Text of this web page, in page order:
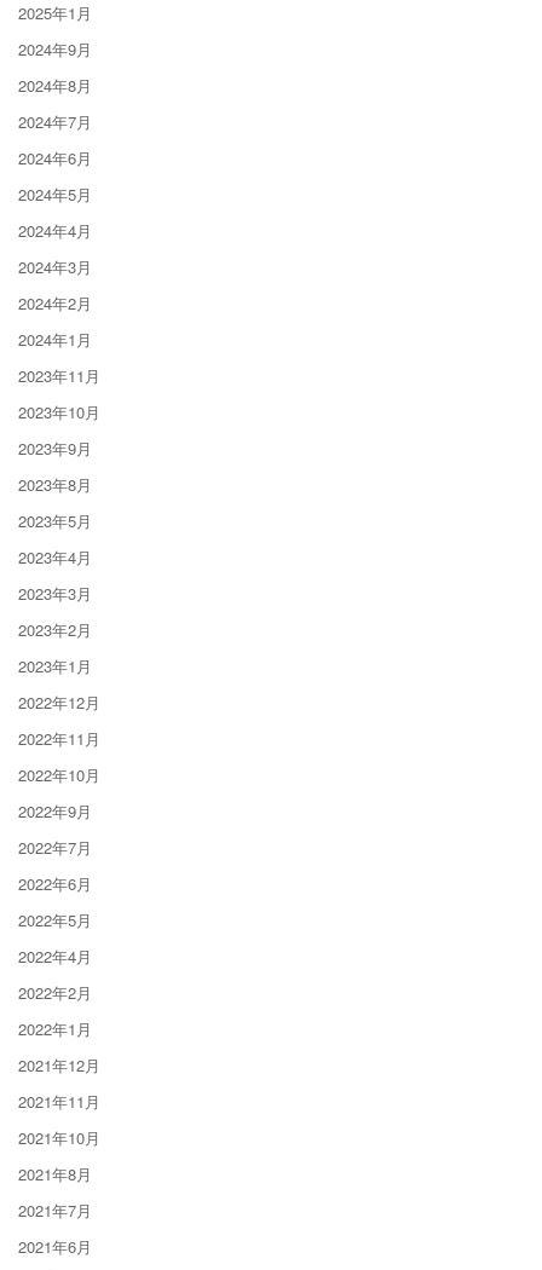
2025年1月
2024年9月
2024年8月
2024年7月
2024年6月
2024年5月
2024年4月
2024年3月
2024年2月
2024年1月
2023年11月
2023年10月
2023年9月
2023年8月
2023年5月
2023年4月
2023年3月
2023年2月
2023年1月
2022年12月
2022年11月
2022年10月
2022年9月
2022年7月
2022年6月
2022年5月
2022年4月
2022年2月
2022年1月
2021年12月
2021年11月
2021年10月
2021年8月
2021年7月
2021年6月